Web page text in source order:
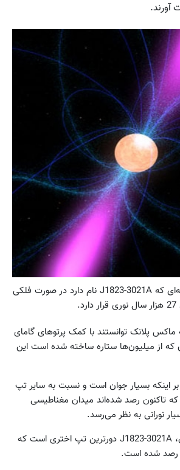
آورند.
این تپ اختر میلی ثانیه‌ای که J1823-3021A نام دارد در صورت فلکی
پلانک توانستند با کمک پرتوهای گامای
که از میلیون‌ها ستاره ساخته شده است این
اینکه بسیار جوان است و نسبت به سایر تپ
که تاکنون رصد شده‌اند میدان مغناطیسی
نورانی به نظر می‌رسد.
به گفته این دانشمندان، J1823-3021A دورترین تپ اختری است که
رصد شده است.